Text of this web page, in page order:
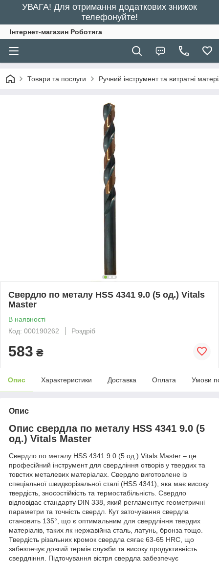
УВАГА! Для отримання додаткових знижок
телефонуйте!
Інтернет-магазин Роботяга
Товари та послуги Ручний інструмент та витратні
Свердло по металу HSS 4341 9.0 (5 од.) Vitals
Master
В наявності
Код: 000190262
Роздріб
583 ₴
Опис Характеристики Доставка Оплата Умови
Опис
Опис свердла по металу HSS 4341 9.0 (5
од.) Vitals Master
Свердло по металу HSS 4341 9.0 (5 од.) Vitals Master – це
професійний інструмент для свердління отворів у твердих та
товстих металевих матеріалах. Свердло виготовлене із
спеціальної швидкорізальної сталі (HSS 4341), яка має високу
твердість, зносостійкість та термостабільність. Свердло
відповідає стандарту DIN 338, який регламентує геометричні
параметри та точність свердл. Кут заточування свердла
становить 135°, що є оптимальним для свердління твердих
матеріалів, таких як нержавійна сталь, латунь, бронза тощо.
Твердість різальних кромок свердла сягає 63-65 HRC, що
забезпечує довгий термін служби та високу продуктивність
свердління. Підточування вістря свердла забезпечує